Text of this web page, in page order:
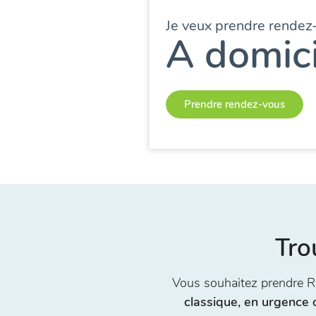
Je veux prendre
A
Prendre rendez-vous
Vous souhaitez prendre
classique, en urgence